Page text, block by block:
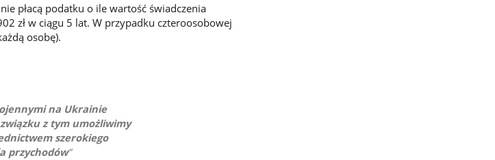
płacą podatku o ile wartość świadczenia
zł w ciągu 5 lat. W przypadku czteroosobowej
osobę).
na Ukrainie
z tym umożliwimy
szerokiego
przychodów